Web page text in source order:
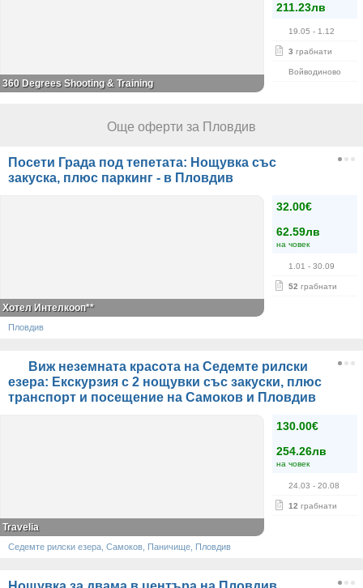
211.23лв
19.05 - 1.12
3 грабнати
Войводиново
360 Degrees Shooting & Training
Още оферти за Пловдив
Посети Града под тепетата: Нощувка със
закуска, плюс паркинг - в Пловдив
32.00€
62.59лв
на човек
1.01 - 30.09
52 грабнати
Хотел Интелкооп**
Пловдив
Виж неземната красота на Седемте рилски
езера: Екскурзия с 2 нощувки със закуски, плюс
транспорт и посещение на Самоков и Пловдив
130.00€
254.26лв
на човек
24.03 - 20.08
12 грабнати
Travelia
Седемте рилски езера, Самоков, Паничище, Пловдив